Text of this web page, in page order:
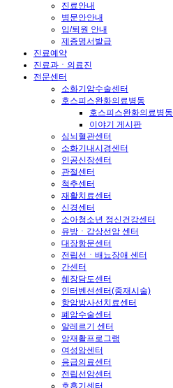
진료안내
병문안안내
입/퇴원 안내
제증명서발급
진료예약
진료과ㆍ의료진
전문센터
소화기암수술센터
호스피스완화의료병동
호스피스완화의료병동
이야기 게시판
심뇌혈관센터
소화기내시경센터
인공신장센터
관절센터
척추센터
재활치료센터
신경센터
소아청소년 정신건강센터
유방ㆍ갑상선암 센터
대장항문센터
전립선ㆍ배뇨장애 센터
간센터
췌장담도센터
인터벤션센터(중재시술)
항암방사선치료센터
폐암수술센터
알레르기 센터
암재활프로그램
여성암센터
응급의료센터
전립선암센터
호흡기센터